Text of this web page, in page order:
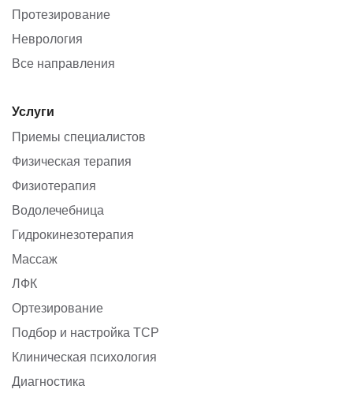
Протезирование
Неврология
Все направления
Услуги
Приемы специалистов
Физическая терапия
Физиотерапия
Водолечебница
Гидрокинезотерапия
Массаж
ЛФК
Ортезирование
Подбор и настройка ТСР
Клиническая психология
Диагностика